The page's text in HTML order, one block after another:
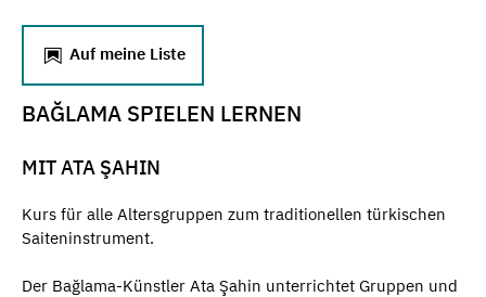
Auf meine Liste
BAĞLAMA SPIELEN LERNEN
MIT ATA ŞAHIN
Kurs für alle Altersgruppen zum traditionellen türkischen
Saiteninstrument.
Der Bağlama-Künstler Ata Şahin unterrichtet Gruppen und